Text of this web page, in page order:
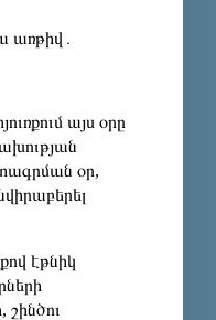
առթիվ․
այս օրը
օր,
էթնիկ